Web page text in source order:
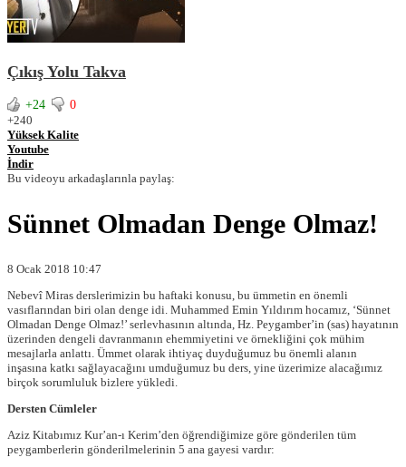
Çıkış Yolu Takva
+24
0
+240
Yüksek Kalite
Youtube
İndir
Bu videoyu arkadaşlarınla paylaş:
Sünnet Olmadan Denge Olmaz!
8 Ocak 2018 10:47
Nebevî Miras derslerimizin bu haftaki konusu, bu ümmetin en önemli
vasıflarından biri olan denge idi. Muhammed Emin Yıldırım hocamız, ‘Sünnet
Olmadan Denge Olmaz!’ serlevhasının altında, Hz. Peygamber’in (sas) hayatının
üzerinden dengeli davranmanın ehemmiyetini ve örnekliğini çok mühim
mesajlarla anlattı. Ümmet olarak ihtiyaç duyduğumuz bu önemli alanın
inşasına katkı sağlayacağını umduğumuz bu ders, yine üzerimize alacağımız
birçok sorumluluk bizlere yükledi.
Dersten Cümleler
Aziz Kitabımız Kur’an-ı Kerim’den öğrendiğimize göre gönderilen tüm
peygamberlerin gönderilmelerinin 5 ana gayesi vardır: